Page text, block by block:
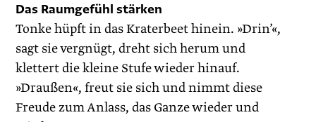
Das Raumgefühl stärken
Tonke hüpft in das Kraterbeet hinein. »Drin’«,
sagt sie vergnügt, dreht sich herum und
klettert die kleine Stufe wieder hinauf.
»Draußen«, freut sie sich und nimmt diese
Freude zum Anlass, das Ganze wieder und